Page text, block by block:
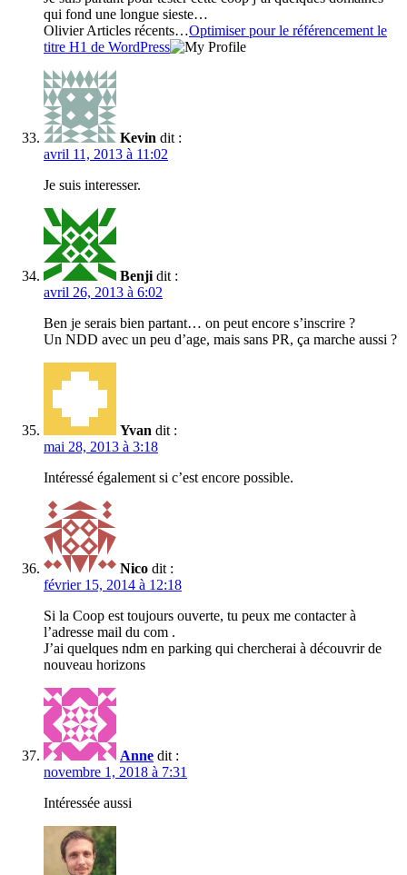
qui fond une longue sieste…
Olivier Articles récents…Optimiser pour le référencement le
titre H1 de WordPress
Kevin dit :
avril 11, 2013 à 11:02
Je suis interesser.
Benji dit :
avril 26, 2013 à 6:02
Ben je serais bien partant… on peut encore s’inscrire ?
Un NDD avec un peu d’age, mais sans PR, ça marche aussi ?
Yvan dit :
mai 28, 2013 à 3:18
Intéressé également si c’est encore possible.
Nico dit :
février 15, 2014 à 12:18
Si la Coop est toujours ouverte, tu peux me contacter à
l’adresse mail du com .
J’ai quelques ndm en parking qui chercherai à découvrir de
nouveau horizons
Anne dit :
novembre 1, 2018 à 7:31
Intéressée aussi